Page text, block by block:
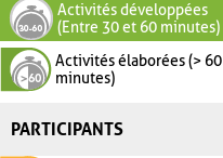
Activités développées
(Entre 30 et 60 minutes)
Activités élaborées (> 60
minutes)
PARTICIPANTS